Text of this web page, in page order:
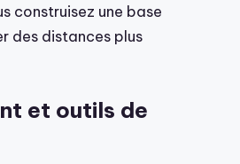
construisez une base
des distances plus
et outils de